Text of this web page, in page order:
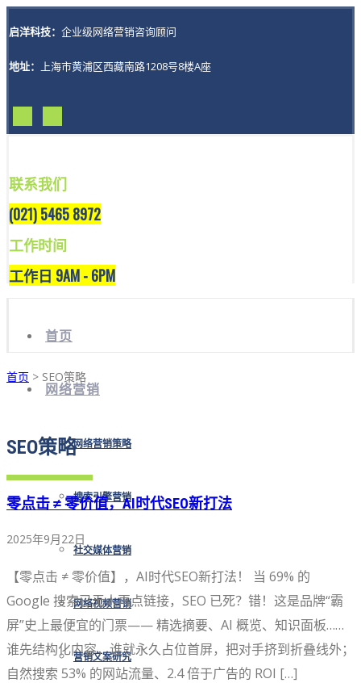
启洋科技： 企业级网络营销咨询顾问
地址： 上海市黄浦区西藏南路1208号8楼A座
联系我们
(021) 5465 8972
工作时间
工作日 9AM - 6PM
首页
网络营销
网络营销策略
搜索引擎营销
社交媒体营销
网络视频营销
营销文案研究
首页 > SEO策略
SEO策略
零点击 ≠ 零价值，AI时代SEO新打法
2025年9月22日
【零点击 ≠ 零价值】，AI时代SEO新打法！ 当 69% 的
Google 搜索已无人再点链接，SEO 已死？错！这是品牌“霸
屏”史上最便宜的门票—— 精选摘要、AI 概览、知识面板……
谁先结构化内容，谁就永久占位首屏，把对手挤到折叠线外；
自然搜索 53% 的网站流量、2.4 倍于广告的 ROI […]